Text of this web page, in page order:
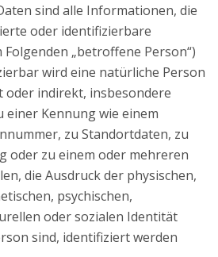
sind alle Informationen, die
oder identifizierbare
„betroffene Person“)
wird eine natürliche Person
oder indirekt, insbesondere
Kennung wie einem
zu Standortdaten, zu
oder zu einem oder mehreren
die Ausdruck der physischen,
psychischen,
oder sozialen Identität
sind, identifiziert werden